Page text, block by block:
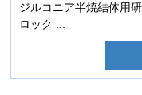
ジルコニア半焼結体用
ロック ...